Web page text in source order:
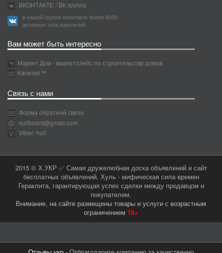
ВКОНТАКТЕ / ВК группа
в нашей группе вконтакте более 6000
активных пользователей
Вам может быть интересно
Маркет Дом - маркетплейс по строительству домов
Karamel™
Связь с нами
Форма обратной связи
xullboard@gmail.com
Viber: hull
2015 © Х.УКР ✅ Самая дружелюбная доска объявлений и сайт
бесплатных объявлений. Хуль - мифическая сила времен
Гераклита, гарантирующая успех сделки между продавцом и
покупателем.
Внимание, на сайте размещены товары и услуги с возрастным
ограничением 18+